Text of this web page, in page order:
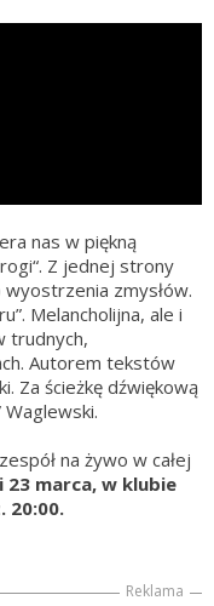
nas w piękną
Z jednej strony
zmysłów.
Melancholijna, ale i
trudnych,
Autorem tekstów
Za ścieżkę dźwiękową
na żywo w całej
marca, w klubie
20:00.
Reklama